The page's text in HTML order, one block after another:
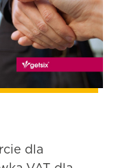
dla